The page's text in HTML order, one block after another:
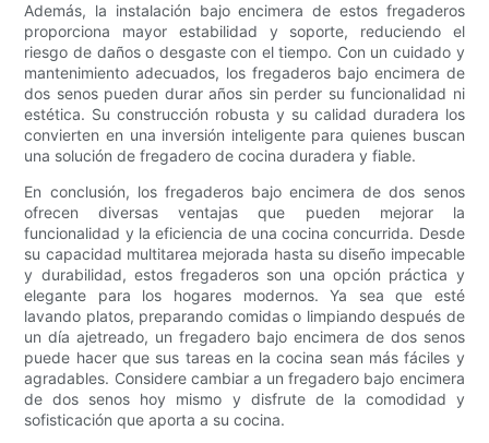
Además, la instalación bajo encimera de estos fregaderos
proporciona mayor estabilidad y soporte, reduciendo el
riesgo de daños o desgaste con el tiempo. Con un cuidado y
mantenimiento adecuados, los fregaderos bajo encimera de
dos senos pueden durar años sin perder su funcionalidad ni
estética. Su construcción robusta y su calidad duradera los
convierten en una inversión inteligente para quienes buscan
una solución de fregadero de cocina duradera y fiable.
En conclusión, los fregaderos bajo encimera de dos senos
ofrecen diversas ventajas que pueden mejorar la
funcionalidad y la eficiencia de una cocina concurrida. Desde
su capacidad multitarea mejorada hasta su diseño impecable
y durabilidad, estos fregaderos son una opción práctica y
elegante para los hogares modernos. Ya sea que esté
lavando platos, preparando comidas o limpiando después de
un día ajetreado, un fregadero bajo encimera de dos senos
puede hacer que sus tareas en la cocina sean más fáciles y
agradables. Considere cambiar a un fregadero bajo encimera
de dos senos hoy mismo y disfrute de la comodidad y
sofisticación que aporta a su cocina.